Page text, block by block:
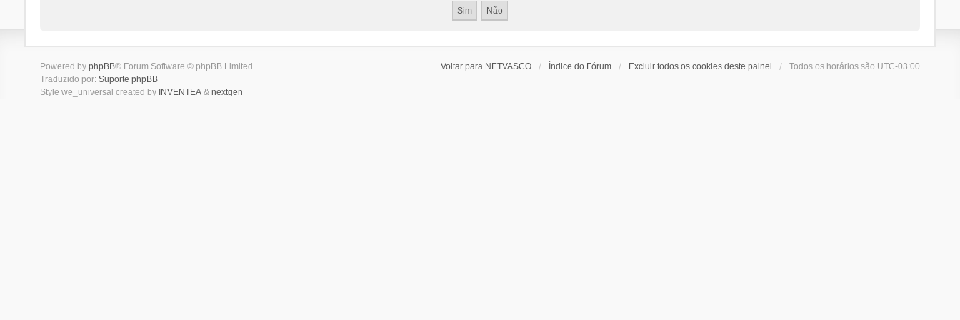
Voltar para NETVASCO Índice do Fórum Excluir todos os cookies deste painel Todos os horários são UTC-03:00
Powered by phpBB® Forum Software © phpBB Limited
Traduzido por: Suporte phpBB
Style we_universal created by INVENTEA& nextgen